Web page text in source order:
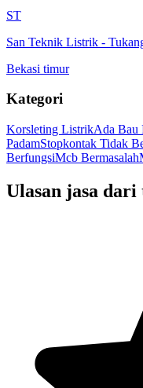
ST
San Teknik Listrik -
Bekasi timur
Kategori
Korsleting ListrikAda Bau
PadamStopkontak Tidak
BerfungsiMcb Bermasalah
Ulasan jasa dari